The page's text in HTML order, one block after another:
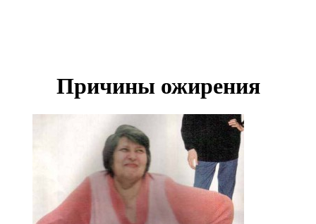
Причины ожирения